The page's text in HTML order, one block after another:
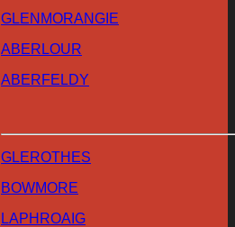
GLENMORANGIE
ABERLOUR
ABERFELDY
GLEROTHES
BOWMORE
LAPHROAIG